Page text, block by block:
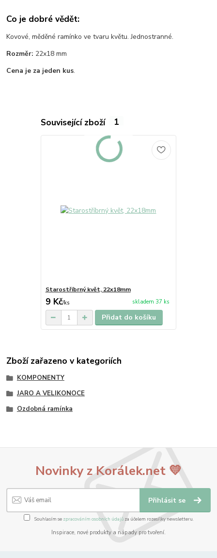
Co je dobré vědět:
Kovové, měděné ramínko ve tvaru květu. Jednostranné.
Rozměr: 22x18 mm
Cena je za jeden kus.
Související zboží 1
Starostříbrný květ, 22x18mm
9 Kč/ks skladem 37 ks
Přidat do košíku
Zboží zařazeno v kategoriích
KOMPONENTY
JARO A VELIKONOCE
Ozdobná ramínka
Novinky z Korálek.net 💛
Přihlásit se
Souhlasím se zpracováním osobních údajůza účelem rozesílky newsletteru.
Inspirace, nové produkty a nápady pro tvoření.